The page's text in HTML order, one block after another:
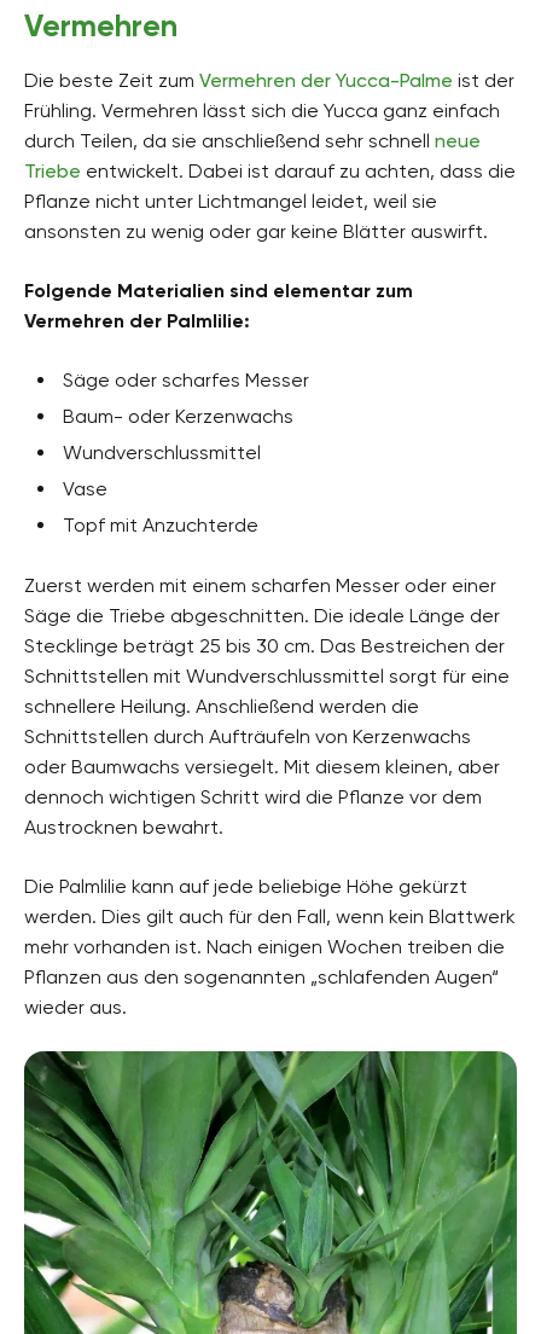
Vermehren
Die beste Zeit zum Vermehren der Yucca-Palme ist der
Frühling. Vermehren lässt sich die Yucca ganz einfach
durch Teilen, da sie anschließend sehr schnell neue
Triebe entwickelt. Dabei ist darauf zu achten, dass die
Pflanze nicht unter Lichtmangel leidet, weil sie
ansonsten zu wenig oder gar keine Blätter auswirft.
Folgende Materialien sind elementar zum
Vermehren der Palmlilie:
Säge oder scharfes Messer
Baum- oder Kerzenwachs
Wundverschlussmittel
Vase
Topf mit Anzuchterde
Zuerst werden mit einem scharfen Messer oder einer
Säge die Triebe abgeschnitten. Die ideale Länge der
Stecklinge beträgt 25 bis 30 cm. Das Bestreichen der
Schnittstellen mit Wundverschlussmittel sorgt für eine
schnellere Heilung. Anschließend werden die
Schnittstellen durch Aufträufeln von Kerzenwachs
oder Baumwachs versiegelt. Mit diesem kleinen, aber
dennoch wichtigen Schritt wird die Pflanze vor dem
Austrocknen bewahrt.
Die Palmlilie kann auf jede beliebige Höhe gekürzt
werden. Dies gilt auch für den Fall, wenn kein Blattwerk
mehr vorhanden ist. Nach einigen Wochen treiben die
Pflanzen aus den sogenannten „schlafenden Augen“
wieder aus.